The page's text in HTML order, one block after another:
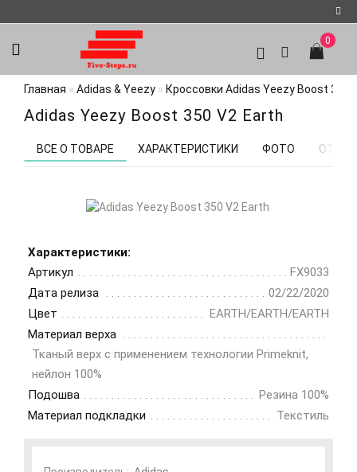
Регистрация
Авторизация
Мои
0
Главная Adidas & Yeezy Кроссовки Adidas Yeezy Boost 350
Adidas Yeezy Boost 350 V2 Earth
ВСЕ О ТОВАРЕ ХАРАКТЕРИСТИКИ ФОТО
Характеристики:
Артикул
FX9033
Дата релиза
02/22/2020
Цвет
EARTH/EARTH/EARTH
Материал верха
Тканый верх с применением технологии Primeknit,
нейлон 100%
Подошва
Резина 100%
Материал подкладки
Текстиль